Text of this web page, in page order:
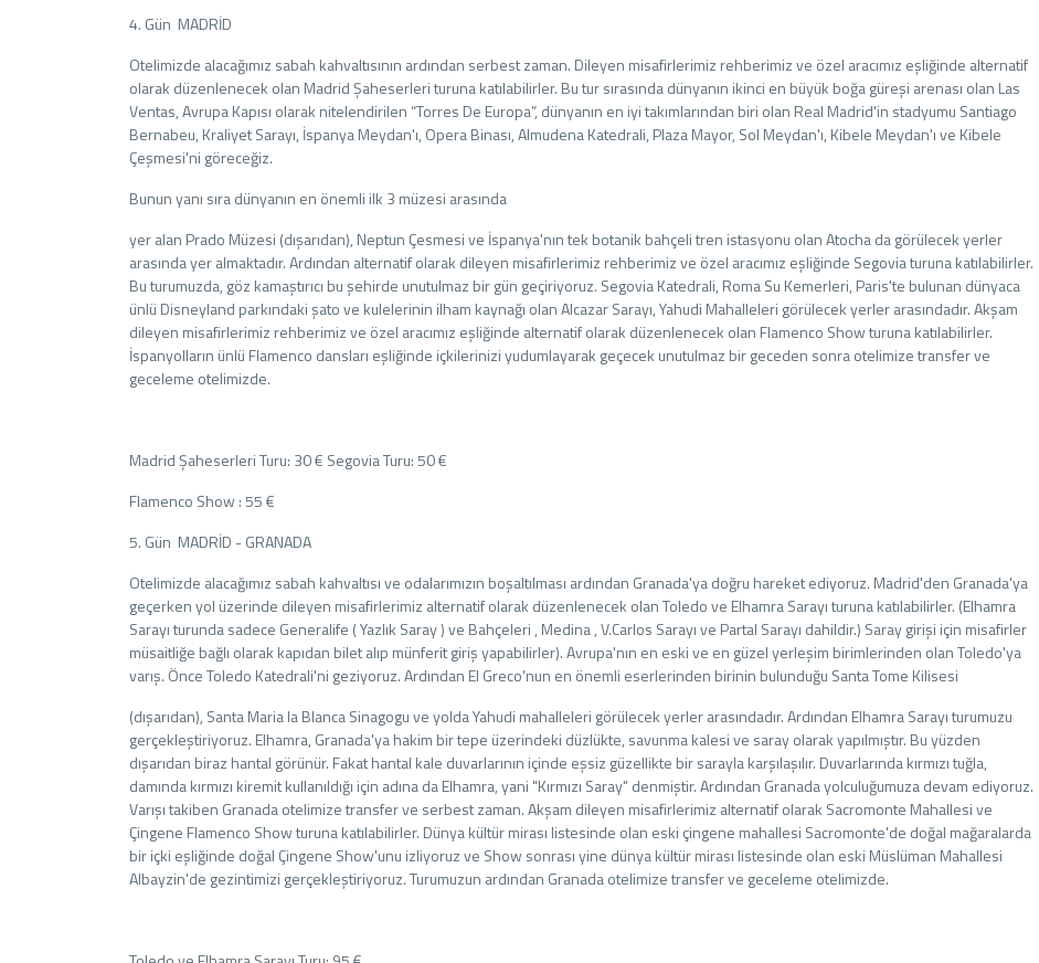
4. Gün MADRİD
Otelimizde alacağımız sabah kahvaltısının ardından serbest zaman. Dileyen misafirlerimiz rehberimiz ve özel aracımız eşliğinde alternatif
olarak düzenlenecek olan Madrid Şaheserleri turuna katılabilirler. Bu tur sırasında dünyanın ikinci en büyük boğa güreşi arenası olan Las
Ventas, Avrupa Kapısı olarak nitelendirilen “Torres De Europa”, dünyanın en iyi takımlarından biri olan Real Madrid'in stadyumu Santiago
Bernabeu, Kraliyet Sarayı, İspanya Meydan'ı, Opera Binası, Almudena Katedrali, Plaza Mayor, Sol Meydan'ı, Kibele Meydan'ı ve Kibele
Çeşmesi'ni göreceğiz.
Bunun yanı sıra dünyanın en önemli ilk 3 müzesi arasında
yer alan Prado Müzesi (dışarıdan), Neptun Çesmesi ve İspanya'nın tek botanik bahçeli tren istasyonu olan Atocha da görülecek yerler
arasında yer almaktadır. Ardından alternatif olarak dileyen misafirlerimiz rehberimiz ve özel aracımız eşliğinde Segovia turuna katılabilirler.
Bu turumuzda, göz kamaştırıcı bu şehirde unutulmaz bir gün geçiriyoruz. Segovia Katedrali, Roma Su Kemerleri, Paris'te bulunan dünyaca
ünlü Disneyland parkındaki şato ve kulelerinin ilham kaynağı olan Alcazar Sarayı, Yahudi Mahalleleri görülecek yerler arasındadır. Akşam
dileyen misafirlerimiz rehberimiz ve özel aracımız eşliğinde alternatif olarak düzenlenecek olan Flamenco Show turuna katılabilirler.
İspanyolların ünlü Flamenco dansları eşliğinde içkilerinizi yudumlayarak geçecek unutulmaz bir geceden sonra otelimize transfer ve
geceleme otelimizde.
Madrid Şaheserleri Turu: 30 € Segovia Turu: 50 €
Flamenco Show : 55 €
5. Gün MADRİD - GRANADA
Otelimizde alacağımız sabah kahvaltısı ve odalarımızın boşaltılması ardından Granada'ya doğru hareket ediyoruz. Madrid'den Granada'ya
geçerken yol üzerinde dileyen misafirlerimiz alternatif olarak düzenlenecek olan Toledo ve Elhamra Sarayı turuna katılabilirler. (Elhamra
Sarayı turunda sadece Generalife ( Yazlık Saray ) ve Bahçeleri , Medina , V.Carlos Sarayı ve Partal Sarayı dahildir.) Saray girişi için misafirler
müsaitliğe bağlı olarak kapıdan bilet alıp münferit giriş yapabilirler). Avrupa'nın en eski ve en güzel yerleşim birimlerinden olan Toledo'ya
varış. Önce Toledo Katedrali'ni geziyoruz. Ardından El Greco'nun en önemli eserlerinden birinin bulunduğu Santa Tome Kilisesi
(dışarıdan), Santa Maria la Blanca Sinagogu ve yolda Yahudi mahalleleri görülecek yerler arasındadır. Ardından Elhamra Sarayı turumuzu
gerçekleştiriyoruz. Elhamra, Granada'ya hakim bir tepe üzerindeki düzlükte, savunma kalesi ve saray olarak yapılmıştır. Bu yüzden
dışarıdan biraz hantal görünür. Fakat hantal kale duvarlarının içinde eşsiz güzellikte bir sarayla karşılaşılır. Duvarlarında kırmızı tuğla,
damında kırmızı kiremit kullanıldığı için adına da Elhamra, yani "Kırmızı Saray" denmiştir. Ardından Granada yolculuğumuza devam ediyoruz.
Varışı takiben Granada otelimize transfer ve serbest zaman. Akşam dileyen misafirlerimiz alternatif olarak Sacromonte Mahallesi ve
Çingene Flamenco Show turuna katılabilirler. Dünya kültür mirası listesinde olan eski çingene mahallesi Sacromonte'de doğal mağaralarda
bir içki eşliğinde doğal Çingene Show'unu izliyoruz ve Show sonrası yine dünya kültür mirası listesinde olan eski Müslüman Mahallesi
Albayzin'de gezintimizi gerçekleştiriyoruz. Turumuzun ardından Granada otelimize transfer ve geceleme otelimizde.